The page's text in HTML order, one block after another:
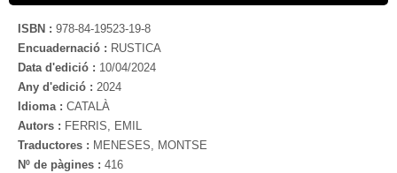
ISBN : 978-84-19523-19-8
Encuadernació : RUSTICA
Data d'edició : 10/04/2024
Any d'edició : 2024
Idioma : CATALÀ
Autors : FERRIS, EMIL
Traductores : MENESES, MONTSE
Nº de pàgines : 416